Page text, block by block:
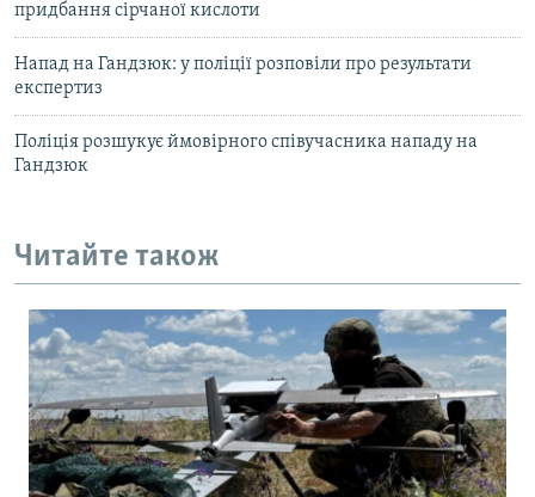
придбання сірчаної кислоти
Напад на Гандзюк: у поліції розповіли про результати
експертиз
Поліція розшукує ймовірного співучасника нападу на
Гандзюк
Читайте також